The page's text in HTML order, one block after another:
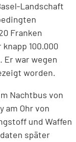
Landschaft
Franken
100.000
Er war wegen
worden.
Nachtbus von
am Ohr von
und Waffen
später